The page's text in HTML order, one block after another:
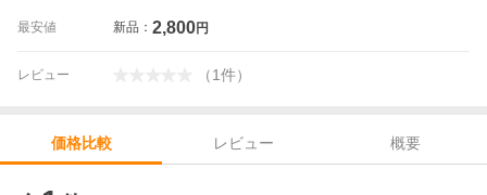
最安値 新品： 2,800円
レビュー （1件）
価格比較 レビュー
概要